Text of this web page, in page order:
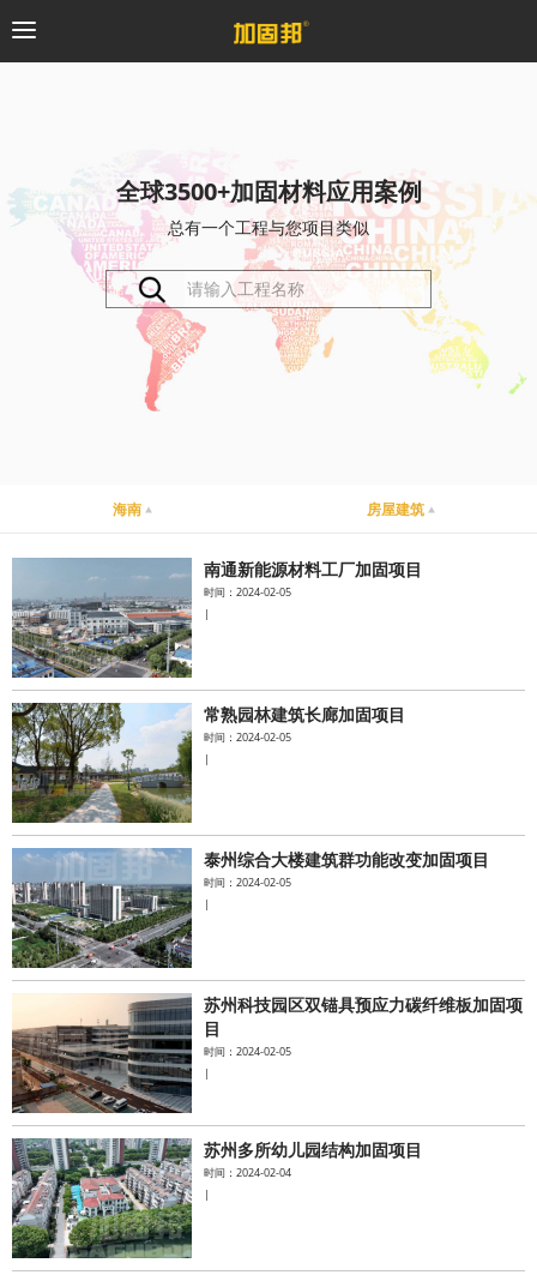
粘钢加固系统
预应力系统
桥梁支座系统
水泥基系统
新能源系统
案例中心
全球3500+加固材料应用案例
总有一个工程与您项目类似
海南 房屋建筑
南通新能源材料工厂加固项目
时间：2024-02-05
|
常熟园林建筑长廊加固项目
时间：2024-02-05
|
泰州综合大楼建筑群功能改变加固项目
时间：2024-02-05
|
苏州科技园区双锚具预应力碳纤维板加固项
目
时间：2024-02-05
|
苏州多所幼儿园结构加固项目
时间：2024-02-04
|